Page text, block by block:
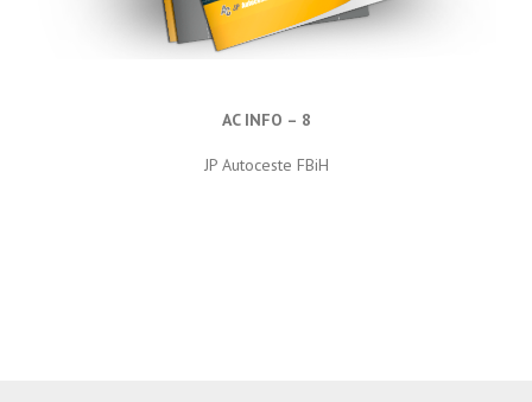
AC INFO – 8
JP Autoceste FBiH